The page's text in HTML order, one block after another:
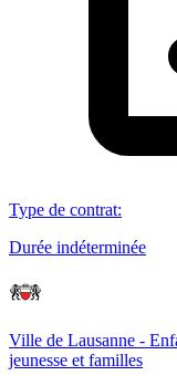
Type de contrat:
Durée indéterminée
Ville de Lausanne -
jeunesse et familles